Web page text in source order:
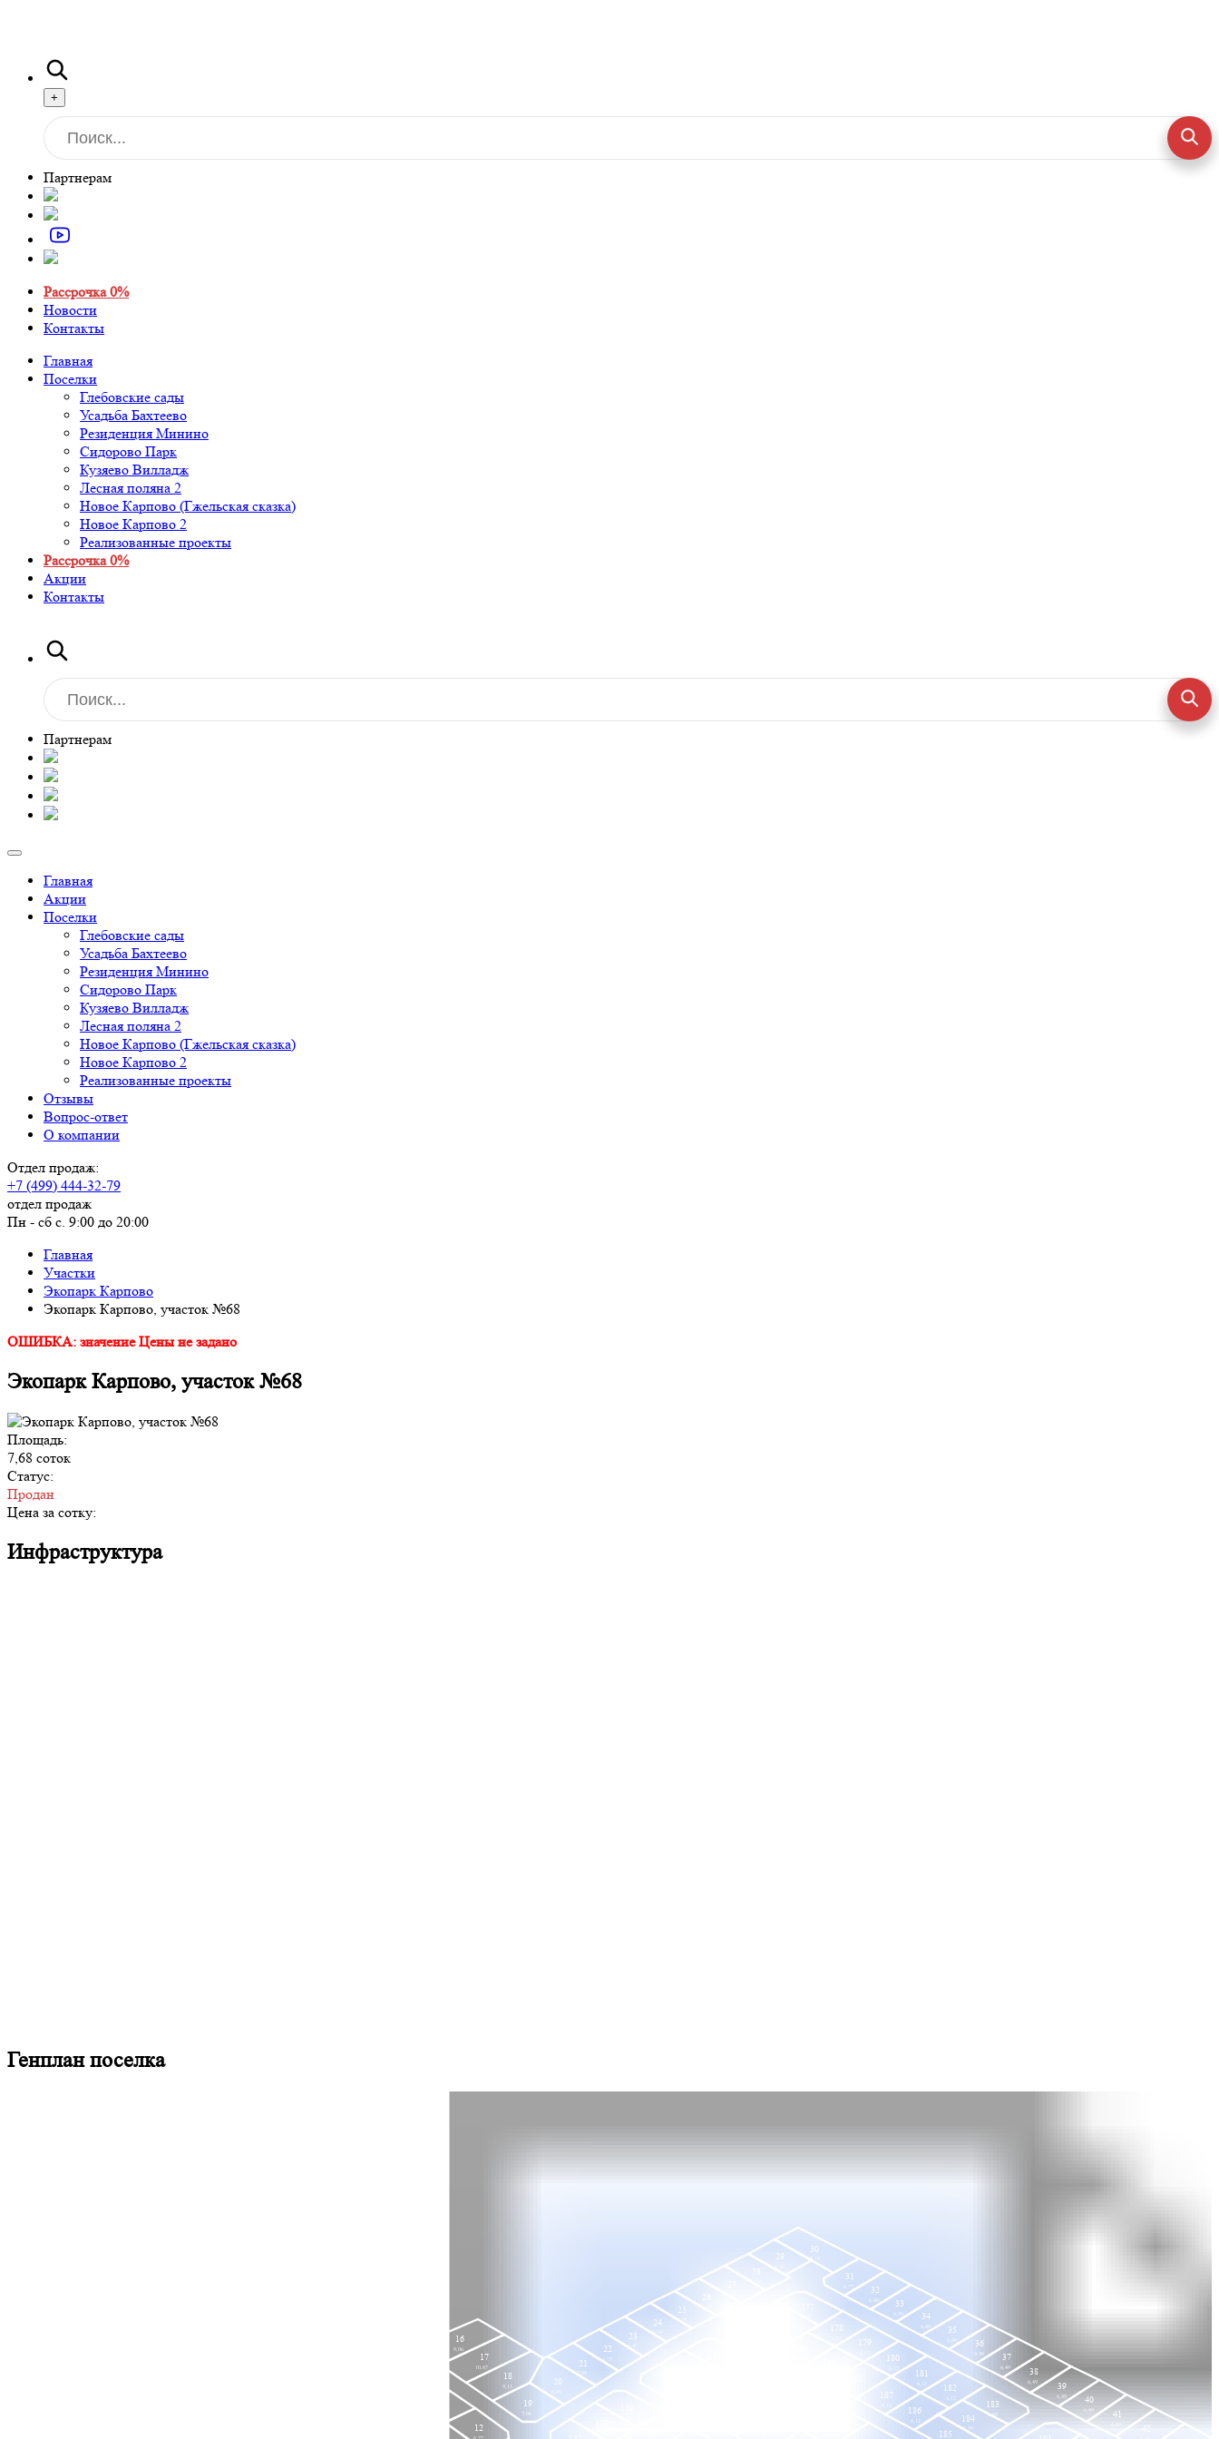
+
Партнерам
Рассрочка 0%
Новости
Контакты
Главная
Поселки
Глебовские сады
Усадьба Бахтеево
Резиденция Минино
Сидорово Парк
Кузяево Вилладж
Лесная поляна 2
Новое Карпово (Гжельская сказка)
Новое Карпово 2
Реализованные проекты
Рассрочка 0%
Акции
Контакты
Партнерам
Главная
Акции
Поселки
Глебовские сады
Усадьба Бахтеево
Резиденция Минино
Сидорово Парк
Кузяево Вилладж
Лесная поляна 2
Новое Карпово (Гжельская сказка)
Новое Карпово 2
Реализованные проекты
Отзывы
Вопрос-ответ
О компании
Отдел продаж:
+7 (499) 444-32-79
отдел продаж
Пн - сб с. 9:00 до 20:00
Главная
Участки
Экопарк Карпово
Экопарк Карпово, участок №68
ОШИБКА: значение Цены не задано
Экопарк Карпово, участок №68
Площадь:
7,68 соток
Статус:
Продан
Цена за сотку:
Инфраструктура
Генплан поселка
6,72
12
9,06
16
10,07
17
9,13
18
7,08
19
20
7,08
21 6,75
22 6,47
23 6,34
24 6,34
25
28
29 9,14
30
31
6,49
32
6,49
33
6,49
34
6,49
35
6,49
36
6,49
37
6,49
38
6,49
39
6,49
40
41
42
178
179
6,12
180
6,12
181
6,12
182
6,50
183
6,50
184
185
6,12
186
187